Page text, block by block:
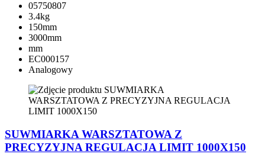
05750807
3.4kg
150mm
3000mm
mm
EC000157
Analogowy
SUWMIARKA WARSZTATOWA Z
PRECYZYJNA REGULACJA LIMIT 1000X150